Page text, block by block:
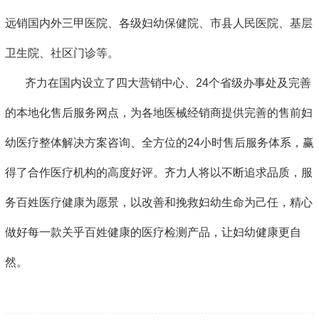
远销国内外三甲医院、各级妇幼保健院、市县人民医院、基层
卫生院、社区门诊等。
齐力在国内设立了四大营销中心、24个省级办事处及完善
的本地化售后服务网点，为各地医械经销商提供完善的售前妇
幼医疗整体解决方案咨询、全方位的24小时售后服务体系，赢
得了合作医疗机构的高度好评。齐力人将以不断追求品质，服
务百姓医疗健康为愿景，以改善和挽救妇幼生命为己任，精心
做好每一款关乎百姓健康的医疗检测产品，让妇幼健康更自
然。